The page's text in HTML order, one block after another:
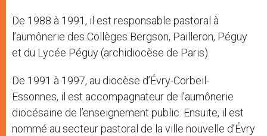
De 1988 à 1991, il est responsable pastoral à
l’aumônerie des Collèges Bergson, Pailleron, Péguy
et du Lycée Péguy (archidiocèse de Paris).
De 1991 à 1997, au diocèse d’Évry-Corbeil-
Essonnes, il est accompagnateur de l’aumônerie
diocésaine de l’enseignement public. Ensuite, il est
nommé au secteur pastoral de la ville nouvelle d’Évry